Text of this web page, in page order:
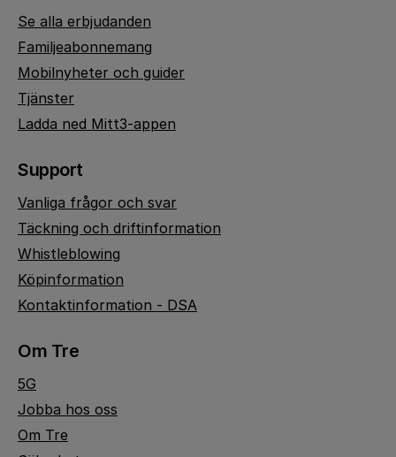
Se alla erbjudanden
Familjeabonnemang
Mobilnyheter och guider
Tjänster
Ladda ned Mitt3-appen
Support
Vanliga frågor och svar
Täckning och driftinformation
Whistleblowing
Köpinformation
Kontaktinformation - DSA
Om Tre
5G
Jobba hos oss
Om Tre